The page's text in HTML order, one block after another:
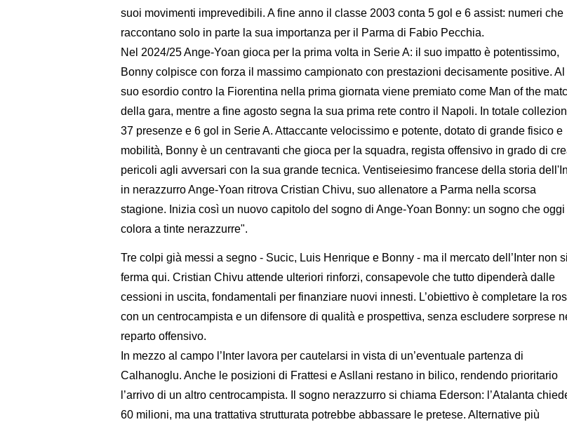
suoi movimenti imprevedibili. A fine anno il classe 2003 conta 5 gol e 6 assist: numeri che
raccontano solo in parte la sua importanza per il Parma di Fabio Pecchia.
Nel 2024/25 Ange-Yoan gioca per la prima volta in Serie A: il suo impatto è potentissimo,
Bonny colpisce con forza il massimo campionato con prestazioni decisamente positive. Al
suo esordio contro la Fiorentina nella prima giornata viene premiato come Man of the
della gara, mentre a fine agosto segna la sua prima rete contro il Napoli. In totale
37 presenze e 6 gol in Serie A. Attaccante velocissimo e potente, dotato di grande fisico e
mobilità, Bonny è un centravanti che gioca per la squadra, regista offensivo in grado di
pericoli agli avversari con la sua grande tecnica. Ventiseiesimo francese della storia
in nerazzurro Ange-Yoan ritrova Cristian Chivu, suo allenatore a Parma nella scorsa
stagione. Inizia così un nuovo capitolo del sogno di Ange-Yoan Bonny: un sogno che oggi
colora a tinte nerazzurre".
Tre colpi già messi a segno - Sucic, Luis Henrique e Bonny - ma il mercato dell’Inter non si
ferma qui. Cristian Chivu attende ulteriori rinforzi, consapevole che tutto dipenderà dalle
cessioni in uscita, fondamentali per finanziare nuovi innesti. L’obiettivo è completare la
con un centrocampista e un difensore di qualità e prospettiva, senza escludere sorprese
reparto offensivo.
In mezzo al campo l’Inter lavora per cautelarsi in vista di un’eventuale partenza di
Calhanoglu. Anche le posizioni di Frattesi e Asllani restano in bilico, rendendo prioritario
l’arrivo di un altro centrocampista. Il sogno nerazzurro si chiama Ederson: l’Atalanta
60 milioni, ma una trattativa strutturata potrebbe abbassare le pretese. Alternative più